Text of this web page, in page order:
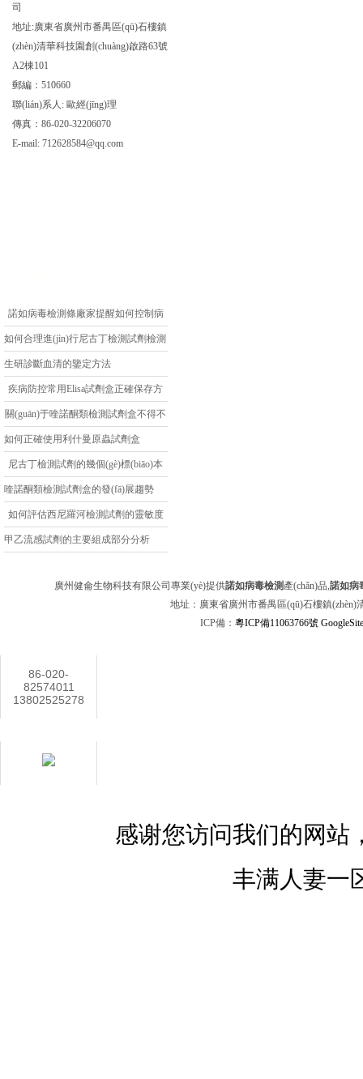
司
地址:廣東省廣州市番禺區(qū)石樓鎮
(zhèn)清華科技園創(chuàng)啟路63號
A2棟101
郵編：510660
聯(lián)系人: 歐經(jīng)理
傳真：86-020-32206070
E-mail: 712628584@qq.com
諾如病毒檢測條廠家提醒如何控制病
毒
如何合理進(jìn)行尼古丁檢測試劑檢測
生研診斷血清的鑒定方法
疾病防控常用Elisa試劑盒正確保存方
法是什么
關(guān)于喹諾酮類檢測試劑盒不得不
了解的知識
如何正確使用利什曼原蟲試劑盒
尼古丁檢測試劑的幾個(gè)標(biāo)本
要求
喹諾酮類檢測試劑盒的發(fā)展趨勢
如何評估西尼羅河檢測試劑的靈敏度
和特異性？
甲乙流感試劑的主要組成部分分析
廣州健侖生物科技有限公司專業(yè)提供諾如病毒檢測 產(chǎn)品,諾如病
地址：廣東省廣州市番禺區(qū)石樓鎮(zhèn)
ICP備： 粵ICP備11063766號
86-020-
82574011
13802525278
感谢您访问我们的网站
丰满人妻一